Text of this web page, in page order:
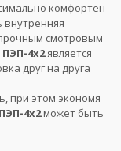
комфортен
внутренняя
смотровым
ПЭП-4х2является
друг на друга
при этом экономя
ПЭП-4х2может быть